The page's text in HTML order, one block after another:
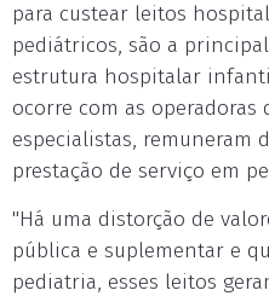
para custear leitos
pediátricos, são a
estrutura hospitalar
ocorre com as operadoras
especialistas, remuneram
prestação de serviço em
"Há uma distorção de
pública e suplementar e
pediatria, esses leitos